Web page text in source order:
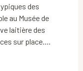
des
au Musée de
laitière des
sur place....